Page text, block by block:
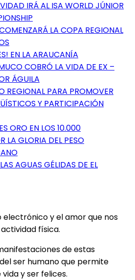
IRÁ AL ISA WORLD JÚNIOR
LA COPA REGIONAL
EN LA ARAUCANÍA
COBRÓ LA VIDA DE EX –
ÁGUILA
REGIONAL PARA PROMOVER
Y PARTICIPACIÓN
ORO EN LOS 10.000
LA GLORIA DEL PESO
AGUAS GÉLIDAS DE EL
electrónico y el amor que nos
física.
de estas
ser humano que permite
y ser felices.